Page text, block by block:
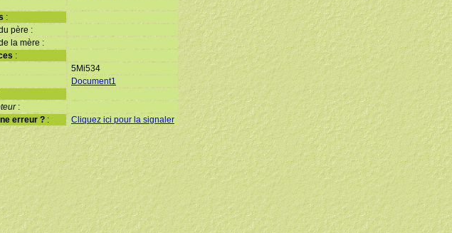
:
père :
la mère :
:
5Mi534
Document1
:
erreur ? : Cliquez ici pour la signaler